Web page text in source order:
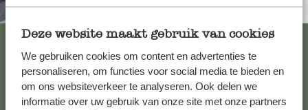
Deze website maakt gebruik van cookies
We gebruiken cookies om content en advertenties te
personaliseren, om functies voor social media te bieden en
om ons websiteverkeer te analyseren. Ook delen we
informatie over uw gebruik van onze site met onze partners
Immer in der Nähe
Alle 62 Geschäfte anzeigen
Kundenservice/Hilfe